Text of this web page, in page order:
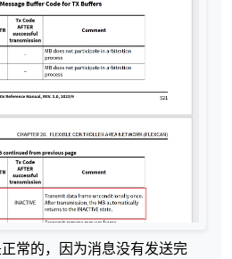
常的，因为消息没有发送完